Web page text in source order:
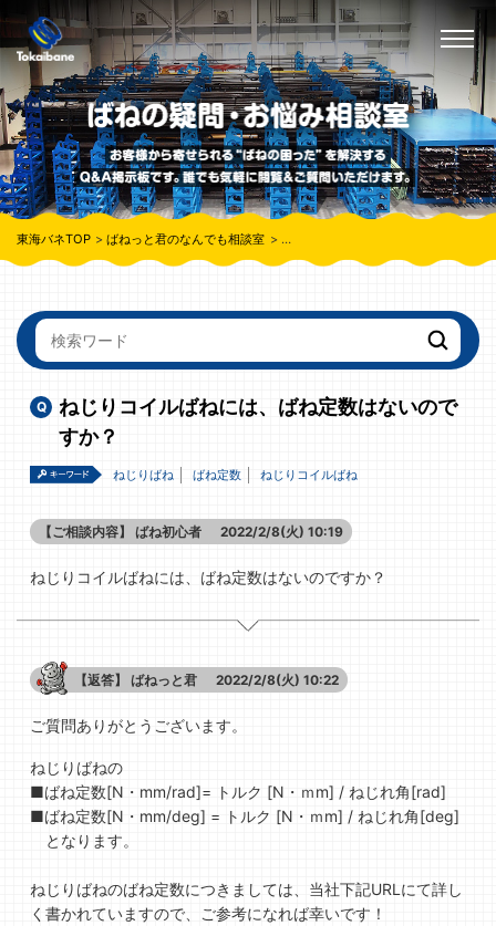
東海バネTOP ばねっと君のなんでも相談室 ねじりコイルばねには、ばね定数はな
ねじりコイルばねには、ばね定数はないので
すか？
ねじりばね ばね定数 ねじりコイルばね
【ご相談内容】 ばね初心者 2022/2/8(火) 10:19
ねじりコイルばねには、ばね定数はないのですか？
【返答】 ばねっと君 2022/2/8(火) 10:22
ご質問ありがとうございます。
ねじりばねの
■ばね定数[N・mm/rad]= トルク [N・ｍm] / ねじれ角[rad]
■ばね定数[N・mm/deg] = トルク [N・ｍm] / ねじれ角[deg]
となります。
ねじりばねのばね定数につきましては、当社下記URLにて詳し
く書かれていますので、ご参考になれば幸いです！